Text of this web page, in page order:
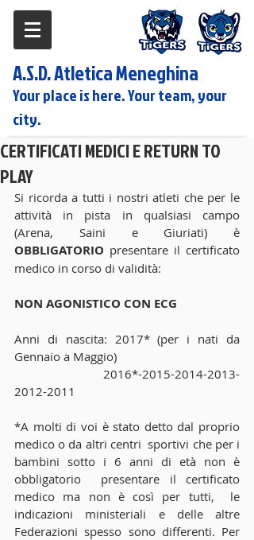
A.S.D. Atletica Meneghina
Your place is here. Your team, your
city.
CERTIFICATI MEDICI E RETURN TO
PLAY
Si ricorda a tutti i nostri atleti che per le
attività in pista in qualsiasi campo
OBBLIGATORIO presentare il certificato
medico in corso di validità:
NON AGONISTICO CON ECG
Anni di nascita: 2017* (per i nati da
Gennaio a Maggio)
2012-2011
*A molti di voi è stato detto dal proprio
medico o da altri centri  sportivi che per i
bambini sotto i 6 anni di età non è
obbligatorio  presentare il certificato
medico ma non è così per tutti,  le
indicazioni ministeriali e delle altre
Federazioni spesso sono differenti. Per